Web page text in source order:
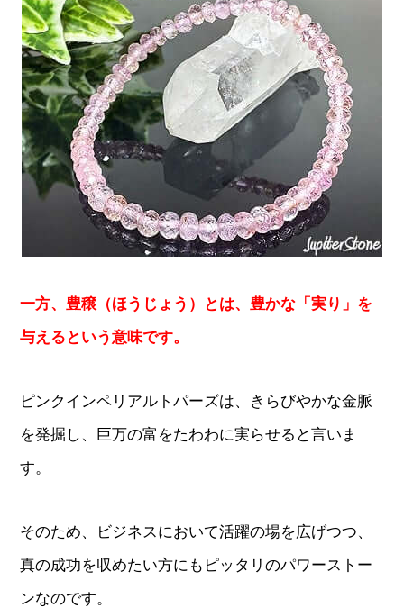
一方、豊穣（ほうじょう）とは、豊かな「実り」を
与えるという意味です。
ピンクインペリアルトパーズは、きらびやかな金脈
を発掘し、巨万の富をたわわに実らせると言いま
す。
そのため、ビジネスにおいて活躍の場を広げつつ、
真の成功を収めたい方にもピッタリのパワーストー
ンなのです。